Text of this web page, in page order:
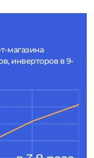
магазина
инверторов в 9-